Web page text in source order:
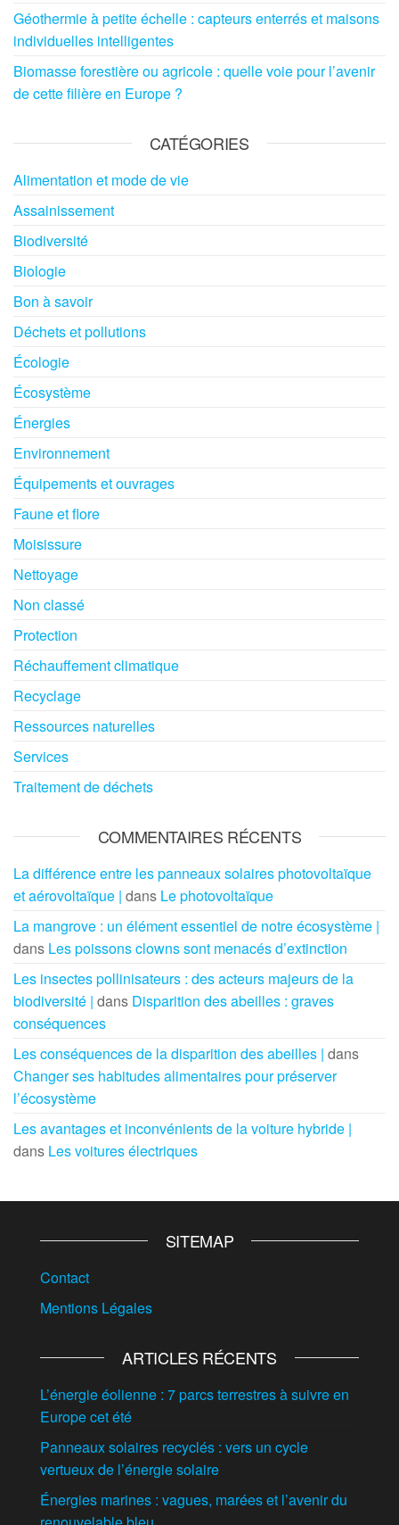
Géothermie à petite échelle : capteurs enterrés et maisons
individuelles intelligentes
Biomasse forestière ou agricole : quelle voie pour l’avenir
de cette filière en Europe ?
CATÉGORIES
Alimentation et mode de vie
Assainissement
Biodiversité
Biologie
Bon à savoir
Déchets et pollutions
Écologie
Écosystème
Énergies
Environnement
Équipements et ouvrages
Faune et flore
Moisissure
Nettoyage
Non classé
Protection
Réchauffement climatique
Recyclage
Ressources naturelles
Services
Traitement de déchets
COMMENTAIRES RÉCENTS
La différence entre les panneaux solaires photovoltaïque
et aérovoltaïque | dans Le photovoltaïque
La mangrove : un élément essentiel de notre écosystème |
dans Les poissons clowns sont menacés d’extinction
Les insectes pollinisateurs : des acteurs majeurs de la
biodiversité | dans Disparition des abeilles : graves
conséquences
Les conséquences de la disparition des abeilles | dans
Changer ses habitudes alimentaires pour préserver
l’écosystème
Les avantages et inconvénients de la voiture hybride |
dans Les voitures électriques
SITEMAP
Contact
Mentions Légales
ARTICLES RÉCENTS
L’énergie éolienne : 7 parcs terrestres à suivre en
Europe cet été
Panneaux solaires recyclés : vers un cycle
vertueux de l’énergie solaire
Énergies marines : vagues, marées et l’avenir du